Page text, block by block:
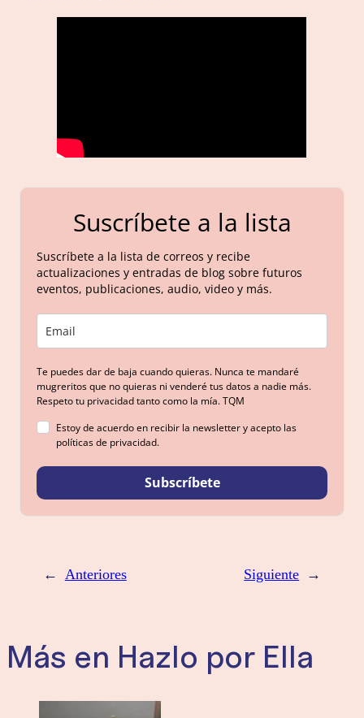
Suscríbete a la lista
Suscríbete a la lista de correos y recibe
actualizaciones y entradas de blog sobre futuros
eventos, publicaciones, audio, video y más.
Te puedes dar de baja cuando quieras. Nunca te mandaré
mugreritos que no quieras ni venderé tus datos a nadie más.
Respeto tu privacidad tanto como la mía. TQM
Estoy de acuerdo en recibir la newsletter y acepto las
políticas de privacidad.
Subscríbete
← Anteriores Siguiente →
Más en Hazlo por Ella